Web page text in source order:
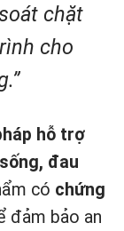
chặt
cho
hỗ trợ
đau
có chứng
đảm bảo an